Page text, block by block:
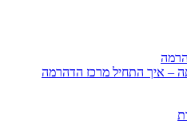
– איך התחיל מרכז הדהרמה